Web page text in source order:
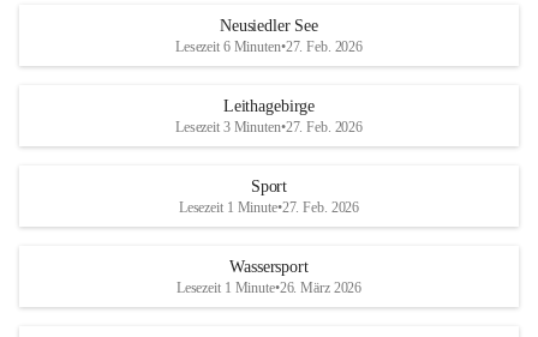
S
und den daraus folgenden wirtschaftlichen
Maßnahmen zur Bekämpfung
Rebe und der Amerikanischen
Anhang VBl. EU Nr. 18
1 Seite•1,4 MB
r
S
Neusiedler See
Lesezeit 6 Minuten•27. Feb. 2026
Leithagebirge
Lesezeit 3 Minuten•27. Feb. 2026
Sport
Lesezeit 1 Minute•27. Feb. 2026
Wassersport
Lesezeit 1 Minute•26. März 2026